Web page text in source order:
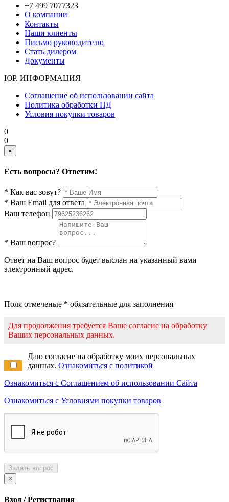
+7 499 7077323
О компании
Контакты
Наши клиенты
Письмо руководителю
Стать дилером
Документы
ЮР. ИНФОРМАЦИЯ
Соглашение об использовании сайта
Политика обработки ПД
Условия покупки товаров
0
0
×
Есть вопросы? Ответим!
* Как вас зовут?
* Ваш Email для ответа
Ваш телефон
* Ваш вопрос?
Ответ на Ваш вопрос будет выслан на указанный вами
электронный адрес.
Поля отмеченые * обязательные для заполнения
Для продолжения требуется Ваше согласие на обработку
Ваших персональных данных.
Даю согласие на обработку моих персональных
данных. Ознакомиться с политикой
Ознакомиться с Соглашением об использовании Сайта
Ознакомиться с Условиями покупки товаров
Задать вопрос
×
Вход / Регистрация